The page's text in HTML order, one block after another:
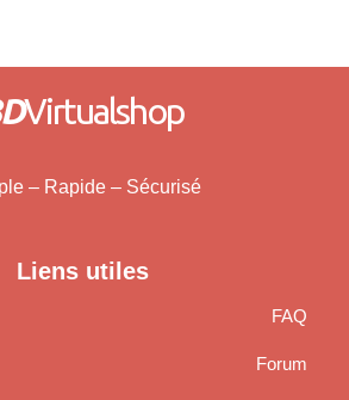
Virtualshop
– Rapide – Sécurisé
Liens utiles
FAQ
Forum